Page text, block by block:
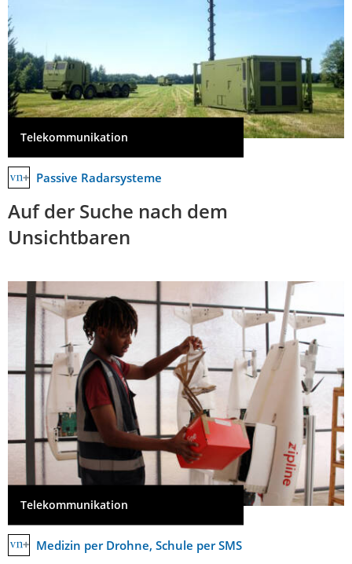
Telekommunikation
Passive Radarsysteme
Auf der Suche nach dem
Unsichtbaren
Telekommunikation
Medizin per Drohne, Schule per SMS